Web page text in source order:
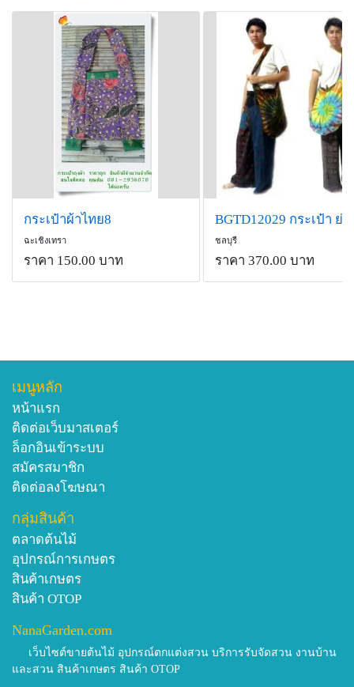
กระเป๋าผ้าไทย8
ฉะเชิงเทรา
ราคา 150.00 บาท
ชลบุรี
ราคา 370.00 บาท
เมนูหลัก
หน้าแรก
ติดต่อเว็บมาสเตอร์
ล็อกอินเข้าระบบ
สมัครสมาชิก
ติดต่อลงโฆษณา
กลุ่มสินค้า
ตลาดต้นไม้
อุปกรณ์การเกษตร
สินค้าเกษตร
สินค้า OTOP
NanaGarden.com
เว็บไซต์ขายต้นไม้ อุปกรณ์ตกแต่งสวน บริการรับจัดสวน งานบ้าน
และสวน สินค้าเกษตร สินค้า OTOP